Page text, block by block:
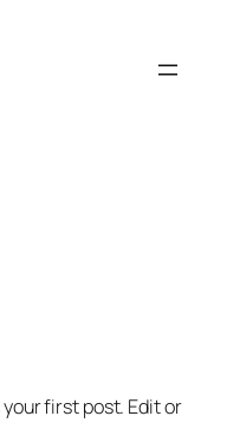
first post. Edit or